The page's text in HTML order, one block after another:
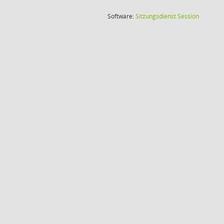
Software:SitzungsdienstSession(Wird in